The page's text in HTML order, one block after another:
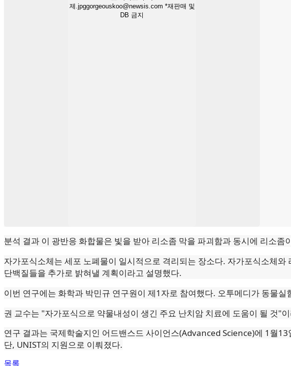
분석 결과 이 광반응 화합물은 빛을 받아 리소좀 막을 파괴함과 동시에 리소
자가포식소체는 세포 노폐물이 일시적으로 격리되는 장소다. 자가포식소체
단백질들을 추가로 밝혀낼 계획이라고 설명했다.
이번 연구에는 화학과 박민규 연구원이 제1자로 참여했다. 오투메디가 동물
권 교수는 "자가포식으로 약물내성이 생긴 주요 난치암 치료에 도움이 될 것"
연구 결과는 국제학술지인 어드밴스드 사이언스(Advanced Science)에 1월
단, UNIST의 지원으로 이뤄졌다.
목록